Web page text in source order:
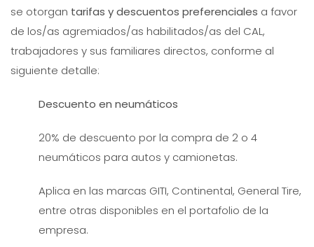
se otorgan tarifas y descuentos preferenciales a favor
de los/as agremiados/as habilitados/as del CAL,
trabajadores y sus familiares directos, conforme al
siguiente detalle:
Descuento en neumáticos
20% de descuento por la compra de 2 o 4
neumáticos para autos y camionetas.
Aplica en las marcas GITI, Continental, General Tire,
entre otras disponibles en el portafolio de la
empresa.